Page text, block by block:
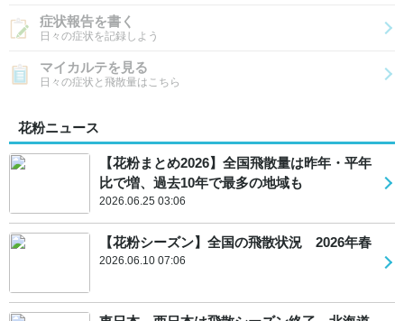
症状報告を書く
日々の症状を記録しよう
マイカルテを見る
日々の症状と飛散量はこちら
花粉ニュース
【花粉まとめ2026】全国飛散量は昨年・平年
比で増、過去10年で最多の地域も
2026.06.25 03:06
【花粉シーズン】全国の飛散状況 2026年春
2026.06.10 07:06